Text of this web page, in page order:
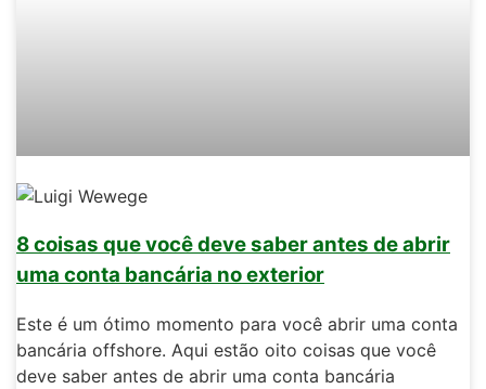
8 coisas que você deve saber antes de abrir
uma conta bancária no exterior
Este é um ótimo momento para você abrir uma conta
bancária offshore. Aqui estão oito coisas que você
deve saber antes de abrir uma conta bancária